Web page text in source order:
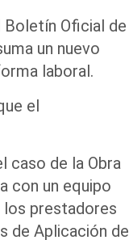
Boletín Oficial de
un nuevo
laboral.
el
caso de la Obra
con un equipo
los prestadores
de Aplicación de